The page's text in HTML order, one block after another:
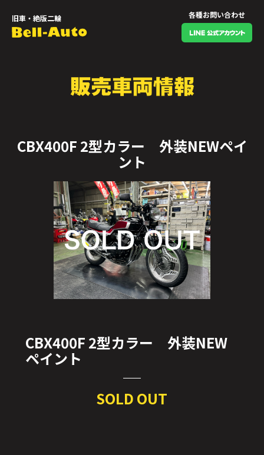
旧車・絶版二輪 各種お問い合わせ
CBX400F 2型カラー 外装NEWペイ
ント
CBX400F 2型カラー 外装NEW
ペイント
SOLD OUT